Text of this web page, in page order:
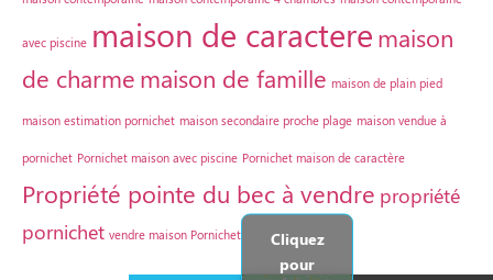
avec piscine maison de caractere maison
de charme maison de famille maison de plain pied
maison estimation pornichet maison secondaire proche plage maison vendue à
pornichet Pornichet maison avec piscine Pornichet maison de caractère
Propriété pointe du bec à vendre propriété
pornichet vendre maison Pornichet
Cliquez
pour